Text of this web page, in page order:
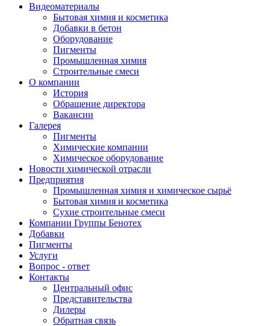
Видеоматериалы
Бытовая химия и косметика
Добавки в бетон
Оборудование
Пигменты
Промышленная химия
Строительные смеси
О компании
История
Обращение директора
Вакансии
Галерея
Пигменты
Химические компании
Химическое оборудование
Новости химической отрасли
Предприятия
Промышленная химия и химическое сырьё
Бытовая химия и косметика
Сухие строительные смеси
Компании Группы Бенотех
Добавки
Пигменты
Услуги
Вопрос - ответ
Контакты
Центральный офис
Представительства
Дилеры
Обратная связь